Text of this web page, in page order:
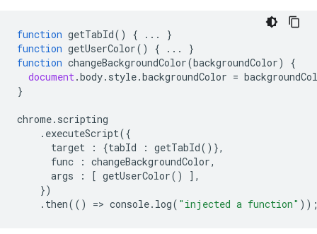
function getTabId() { ...
}
function getUserColor() { ...
}
function changeBackgroundColor(backgroundColor)
{
document.body. style.backgroundColor =
}
chrome. scripting
. executeScript({
target
: {tabId : getTabId()},
func
: changeBackgroundColor,
args
: [ getUserColor()
],
})
. then(() => console. log( "injected a function"